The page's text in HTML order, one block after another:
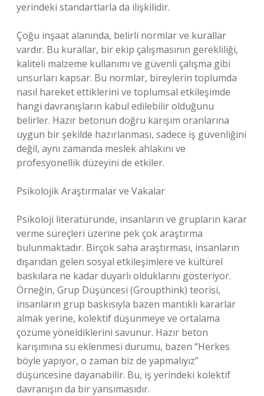
yerindeki standartlarla da ilişkilidir.
Çoğu inşaat alanında, belirli normlar ve kurallar
vardır. Bu kurallar, bir ekip çalışmasının gerekliliği,
kaliteli malzeme kullanımı ve güvenli çalışma gibi
unsurları kapsar. Bu normlar, bireylerin toplumda
nasıl hareket ettiklerini ve toplumsal etkileşimde
hangi davranışların kabul edilebilir olduğunu
belirler. Hazır betonun doğru karışım oranlarına
uygun bir şekilde hazırlanması, sadece iş güvenliğini
değil, aynı zamanda meslek ahlakını ve
profesyonellik düzeyini de etkiler.
Psikolojik Araştırmalar ve Vakalar
Psikoloji literatüründe, insanların ve grupların karar
verme süreçleri üzerine pek çok araştırma
bulunmaktadır. Birçok saha araştırması, insanların
dışarıdan gelen sosyal etkileşimlere ve kültürel
baskılara ne kadar duyarlı olduklarını gösteriyor.
Örneğin, Grup Düşüncesi (Groupthink) teorisi,
insanların grup baskısıyla bazen mantıklı kararlar
almak yerine, kolektif düşünmeye ve ortalama
çözüme yöneldiklerini savunur. Hazır beton
karışımına su eklenmesi durumu, bazen “Herkes
böyle yapıyor, o zaman biz de yapmalıyız”
düşüncesine dayanabilir. Bu, iş yerindeki kolektif
davranışın da bir yansımasıdır.